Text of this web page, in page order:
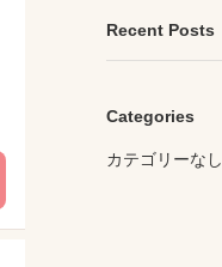
Recent Posts
Categories
カテゴリーなし